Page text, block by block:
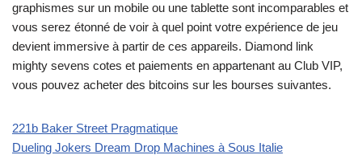
graphismes sur un mobile ou une tablette sont incomparables et
vous serez étonné de voir à quel point votre expérience de jeu
devient immersive à partir de ces appareils. Diamond link
mighty sevens cotes et paiements en appartenant au Club VIP,
vous pouvez acheter des bitcoins sur les bourses suivantes.
221b Baker Street Pragmatique
Dueling Jokers Dream Drop Machines à Sous Italie